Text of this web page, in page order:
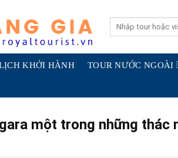
Search
KHỞI HÀNH TOUR NƯỚC NGOÀI
một trong những thác